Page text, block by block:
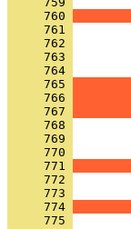
     760
     761
     762
     763
     764
     765
     766
     767
     768
     769
     770
     771
     772
     773
     774
     775